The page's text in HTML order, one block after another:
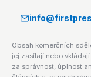
Obsah komerčních
jej zasílají nebo
za správnost, úplnost